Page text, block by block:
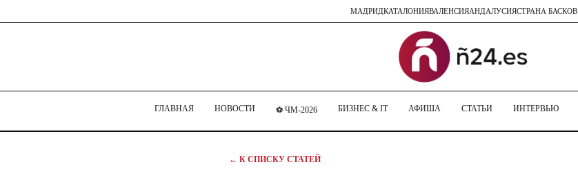
МАДРИДКАТАЛОНИЯВАЛЕНСИЯАНДАЛУСИЯСТРАНА БАСКОВ
ГЛАВНАЯ НОВОСТИ ⚽ ЧМ-2026 БИЗНЕС & IT АФИША СТАТЬИ ИНТЕРВЬЮ
← К СПИСКУ СТАТЕЙ